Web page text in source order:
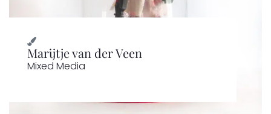
Marijtje van der Veen
Mixed Media